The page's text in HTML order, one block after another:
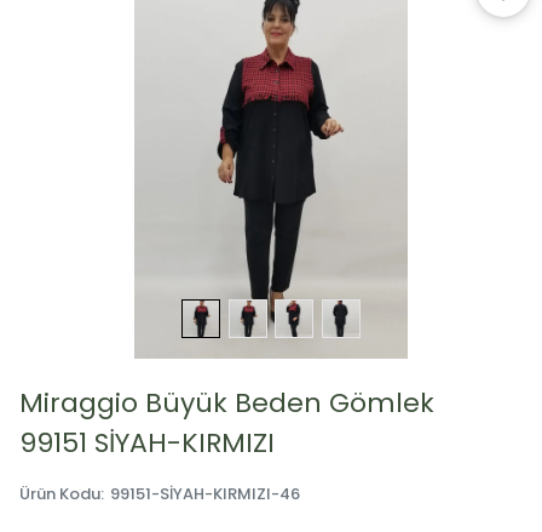
Miraggio Büyük Beden Gömlek
99151 SİYAH-KIRMIZI
Ürün Kodu: 99151-SİYAH-KIRMIZI-46